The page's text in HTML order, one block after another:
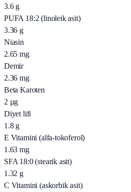
3.6 g
PUFA 18:2 (linoleik asit)
3.36 g
Niasin
2.65 mg
Demir
2.36 mg
Beta Karoten
2 µg
Diyet lifi
1.8 g
E Vitamini (alfa-tokoferol)
1.63 mg
SFA 18:0 (stearik asit)
1.32 g
C Vitamini (askorbik asit)